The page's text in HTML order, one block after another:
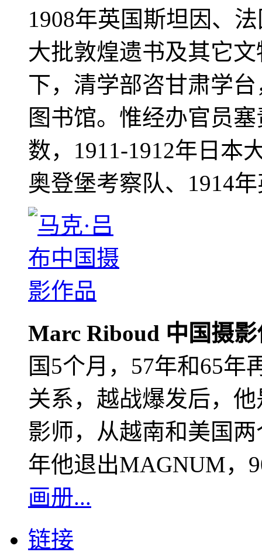
1908年英国斯坦因、
大批敦煌遗书及其它
下，清学部咨甘肃学
图书馆。惟经办官员
数，1911-1912年日本
奥登堡考察队、1914
Marc Riboud 中国摄
国5个月，57年和65年
关系，越战爆发后，
影师，从越南和美国
年他退出MAGNUM，
画册...
链接